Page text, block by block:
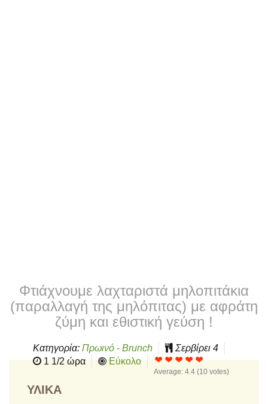
Φτιάχνουμε λαχταριστά μηλοπιτάκια
(παραλλαγή της μηλόπιτας) με αφράτη
ζύμη και εθιστική γεύση !
Κατηγορία: Πρωινό - Brunch Σερβίρει 4
1 1/2 ώρα
Εύκολο
Average: 4.4 (10 votes)
ΥΛΙΚΆ